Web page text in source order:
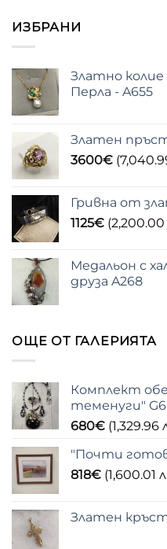
ИЗБРАНИ
Златно
Перла - A655
Златен
3600€
Гривна от
1125€ (2,200.00
Медальон с
друза A268
ОЩЕ ОТ ГАЛЕРИЯТА
Комплект
теменуги"
680€ (1,329.96
"Почти
818€ (1,600.01
Златен